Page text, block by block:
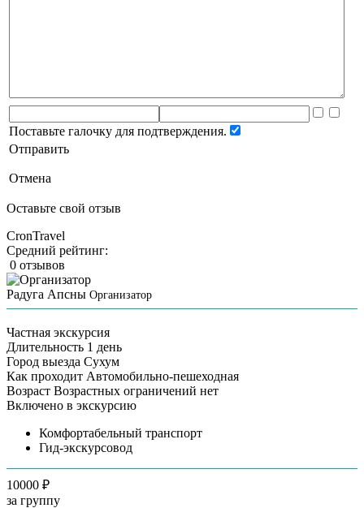
Поставьте галочку для подтверждения.
Отправить
Отмена
Оставьте свой отзыв
CronTravel
Средний рейтинг:
0 отзывов
Радуга Апсны Организатор
Частная экскурсия
Длительность 1 день
Город выезда Сухум
Как проходит Автомобильно-пешеходная
Возраст Возрастных ограничений нет
Включено в экскурсию
Комфортабельный транспорт
Гид-экскурсовод
10000 ₽
за группу